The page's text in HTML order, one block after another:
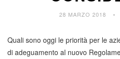
28 MARZO 2018
Quali sono oggi le priorità per le
di adeguamento al nuovo